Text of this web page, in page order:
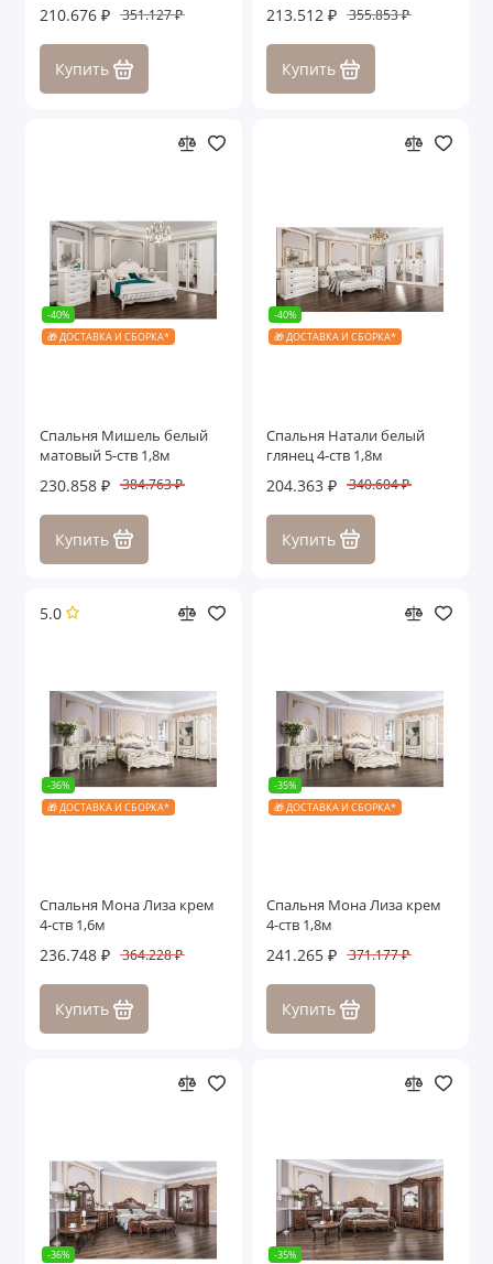
210.676 ₽ 351.127 ₽
Купить
213.512 ₽ 355.853 ₽
Купить
-40%
🎁 ДОСТАВКА И СБОРКА*
Спальня Мишель белый
матовый 5-ств 1,8м
230.858 ₽ 384.763 ₽
Купить
-40%
🎁 ДОСТАВКА И СБОРКА*
Спальня Натали белый
глянец 4-ств 1,8м
204.363 ₽ 340.604 ₽
Купить
5.0
-36%
🎁 ДОСТАВКА И СБОРКА*
Спальня Мона Лиза крем
4-ств 1,6м
236.748 ₽ 364.228 ₽
Купить
-35%
🎁 ДОСТАВКА И СБОРКА*
Спальня Мона Лиза крем
4-ств 1,8м
241.265 ₽ 371.177 ₽
Купить
-36%
-35%